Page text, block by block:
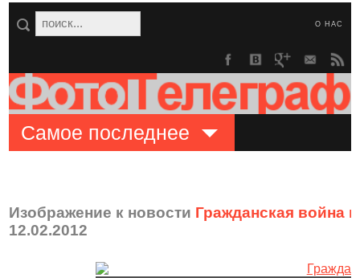
О НАС
Самое последнее
Изображение к новости Гражданская война
12.02.2012